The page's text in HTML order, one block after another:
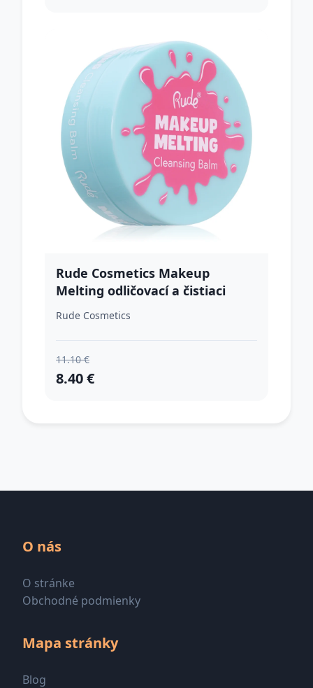
Rude Cosmetics Makeup
Melting odličovací a čistiaci
balzam 50 g
Rude Cosmetics
11.10 €
8.40 €
O nás
O stránke
Obchodné podmienky
Mapa stránky
Blog